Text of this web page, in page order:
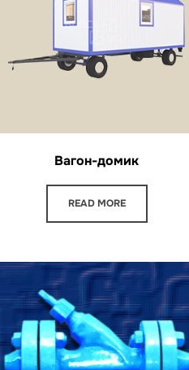
Вагон-домик
READ MORE